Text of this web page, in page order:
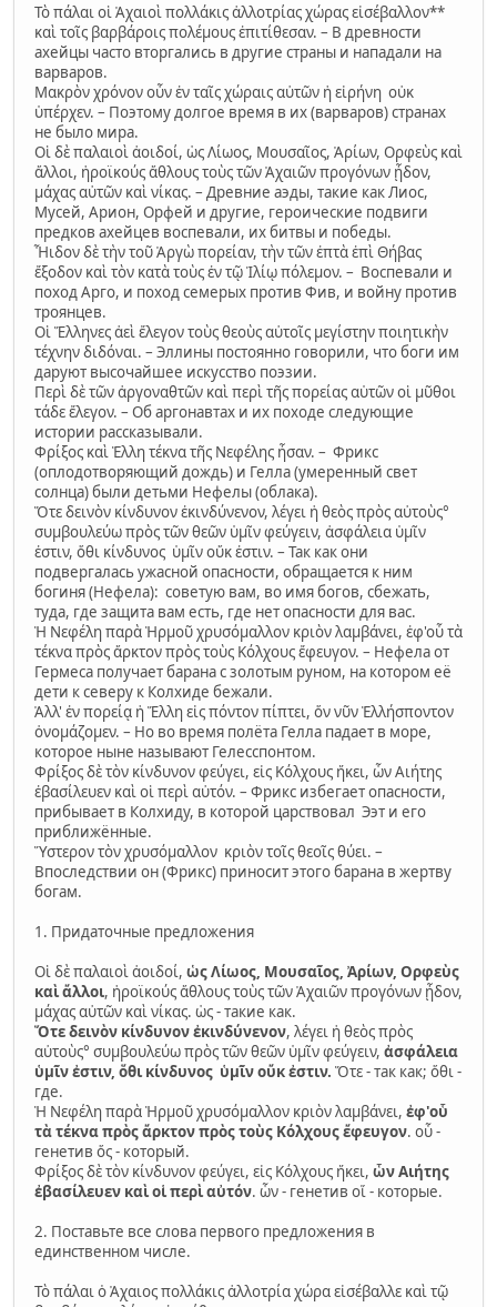
Τὸ πάλαι οἱ Ἀχαιοὶ πολλάκις ἀλλοτρίας χώρας εἰσέβαλλον**
καὶ τοῖς βαρβάροις πολέμους ἐπιτίθεσαν. – В древности
ахейцы часто вторгались в другие страны и нападали на
варваров.
Μακρὸν χρόνον οὖν ἐν ταῖς χώραις αὐτῶν ἡ εἰρήνη οὐκ
ὑπέρχεν. – Поэтому долгое время в их (варваров) странах
не было мира.
Οἱ δὲ παλαιοὶ ἀοιδοί, ὡς Λίωος, Μουσαῖος, Ἀρίων, Ορφεὺς καὶ
ἄλλοι, ἡροϊκούς ἄθλους τοὺς τῶν Ἀχαιῶν προγόνων ᾖδον,
μάχας αὐτῶν καὶ νίκας. – Древние аэды, такие как Лиос,
Мусей, Арион, Орфей и другие, героические подвиги
предков ахейцев воспевали, их битвы и победы.
Ἦιδον δὲ τὴν τοῦ Ἀργὼ πορείαν, τὴν τῶν ἐπτὰ ἐπὶ Θήβας
ἔξοδον καὶ τὸν κατὰ τοὺς ἐν τῷ Ἰλίῳ πόλεμον. – Воспевали и
поход Арго, и поход семерых против Фив, и войну против
троянцев.
Οἱ Ἕλληνες ἀεὶ ἔλεγον τοὺς θεοὺς αὐτοῖς μεγίστην ποιητικὴν
τέχνην διδόναι. – Эллины постоянно говорили, что боги им
даруют высочайшее искусство поэзии.
Περὶ δὲ τῶν ἀργοναθτῶν καὶ περὶ τῆς πορείας αὑτῶν οἱ μῦθοι
τάδε ἔλεγον. – Об аргонавтах и их походе следующие
истории рассказывали.
Φρίξος καὶ Ἑλλη τέκνα τῆς Νεφέλης ἦσαν. – Фрикс
(оплодотворяющий дождь) и Гелла (умеренный свет
солнца) были детьми Нефелы (облака).
Ὅτε δεινὸν κίνδυνον ἐκινδύνενον, λέγει ἡ θεὸς πρὸς αὐτοὺς°
συμβουλεύω πρὸς τῶν θεῶν ὑμῖν φεύγειν, ἀσφάλεια ὑμῖν
ἐστιν, ὅθι κίνδυνος ὑμῖν οὔκ ἐστιν. – Так как они
подвергалась ужасной опасности, обращается к ним
богиня (Нефела): советую вам, во имя богов, сбежать,
туда, где защита вам есть, где нет опасности для вас.
Ἡ Νεφέλη παρὰ Ἡρμοῦ χρυσόμαλλον κριὸν λαμβάνει, ἐφ'οὗ τὰ
τέκνα πρὸς ἄρκτον πρὸς τοὺς Κόλχους ἔφευγον. – Нефела от
Гермеса получает барана с золотым руном, на котором её
дети к северу к Колхиде бежали.
Ἀλλ' ἐν πορείᾳ ἡ Ἕλλη εἰς πόντον πίπτει, ὅν νῦν Ἑλλήσποντον
ὀνομάζομεν. – Но во время полёта Гелла падает в море,
которое ныне называют Гелесспонтом.
Φρίξος δὲ τὸν κίνδυνον φεύγει, εἰς Κόλχους ἥκει, ὧν Αιήτης
ἐβασίλευεν καὶ οἱ περὶ αὐτόν. – Фрикс избегает опасности,
прибывает в Колхиду, в которой царствовал Ээт и его
приближённые.
Ὕστερον τὸν χρυσόμαλλον κριὸν τοῖς θεοῖς θύει. –
Впоследствии он (Фрикс) приносит этого барана в жертву
богам.
1. Придаточные предложения
Οἱ δὲ παλαιοὶ ἀοιδοί, ὡς Λίωος, Μουσαῖος, Ἀρίων, Ορφεὺς
καὶ ἄλλοι, ἡροϊκούς ἄθλους τοὺς τῶν Ἀχαιῶν προγόνων ᾖδον,
μάχας αὐτῶν καὶ νίκας. ὡς - такие как.
Ὅτε δεινὸν κίνδυνον ἐκινδύνενον, λέγει ἡ θεὸς πρὸς
αὐτοὺς° συμβουλεύω πρὸς τῶν θεῶν ὑμῖν φεύγειν, ἀσφάλεια
ὑμῖν ἐστιν, ὅθι κίνδυνος ὑμῖν οὔκ ἐστιν. Ὅτε - так как; ὅθι -
где.
Ἡ Νεφέλη παρὰ Ἡρμοῦ χρυσόμαλλον κριὸν λαμβάνει, ἐφ'οὗ
τὰ τέκνα πρὸς ἄρκτον πρὸς τοὺς Κόλχους ἔφευγον. οὗ -
генетив ὅς - который.
Φρίξος δὲ τὸν κίνδυνον φεύγει, εἰς Κόλχους ἥκει, ὧν Αιήτης
ἐβασίλευεν καὶ οἱ περὶ αὐτόν. ὧν - генетив οἵ - которые.
2. Поставьте все слова первого предложения в
единственном числе.
Τὸ πάλαι ὁ Ἀχαιος πολλάκις ἀλλοτρία χώρα εἰσέβαλλε καὶ τῷ